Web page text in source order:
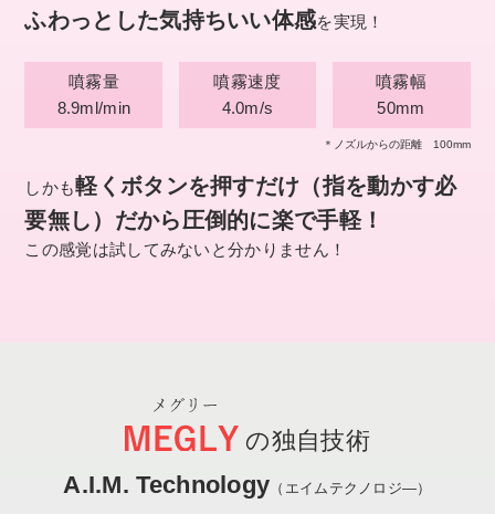
ふわっとした気持ちいい体感を実現！
噴霧量
8.9ml/min
噴霧速度
4.0m/s
噴霧幅
50mm
＊ノズルからの距離 100mm
しかも軽くボタンを押すだけ（指を動かす必
要無し）だから圧倒的に楽で手軽！
この感覚は試してみないと分かりません！
の独自技術
A.I.M. Technology （エイムテクノロジ―）